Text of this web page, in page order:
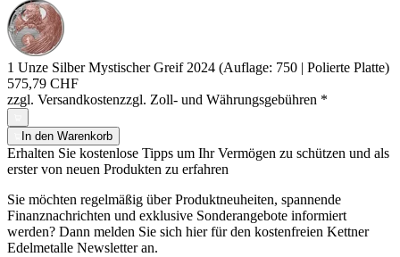
1 Unze Silber Mystischer Greif 2024 (Auflage: 750 | Polierte Platte)
575,79 CHF
zzgl. Versandkostenzzgl. Zoll- und Währungsgebühren *
In den Warenkorb
Erhalten Sie kostenlose Tipps um Ihr Vermögen zu schützen und als
erster von neuen Produkten zu erfahren
Sie möchten regelmäßig über Produktneuheiten, spannende
Finanznachrichten und exklusive Sonderangebote informiert
werden? Dann melden Sie sich hier für den kostenfreien Kettner
Edelmetalle Newsletter an.